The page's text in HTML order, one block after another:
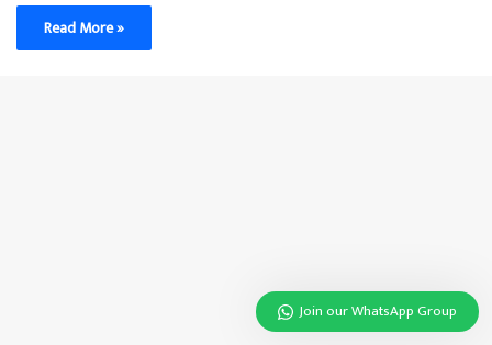
Read More »
Join our WhatsApp Group